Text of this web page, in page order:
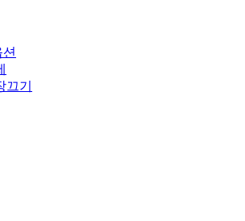
끄기